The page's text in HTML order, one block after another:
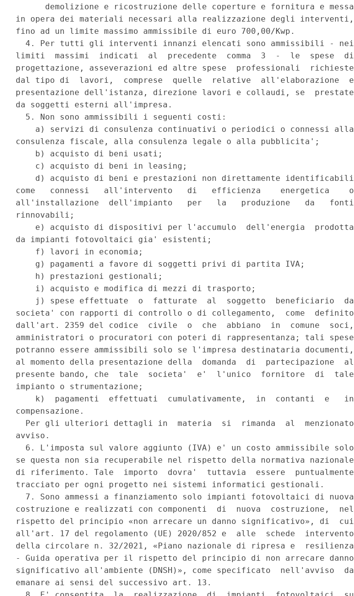
      demolizione e ricostruzione delle coperture e fornitura e messa
in opera dei materiali necessari alla realizzazione degli interventi,
fino ad un limite massimo ammissibile di euro 700,00/Kwp.
  4. Per tutti gli interventi innanzi elencati sono ammissibili - nei
limiti  massimi  indicati  al  precedente  comma  3  -  le  spese  di
progettazione, asseverazioni ed altre spese  professionali  richieste
dal tipo di  lavori,  comprese  quelle  relative  all'elaborazione  e
presentazione dell'istanza, direzione lavori e collaudi, se  prestate
da soggetti esterni all'impresa.
  5. Non sono ammissibili i seguenti costi:
    a) servizi di consulenza continuativi o periodici o connessi alla
consulenza fiscale, alla consulenza legale o alla pubblicita';
    b) acquisto di beni usati;
    c) acquisto di beni in leasing;
    d) acquisto di beni e prestazioni non direttamente identificabili
come   connessi   all'intervento   di   efficienza    energetica    o
all'installazione  dell'impianto   per   la   produzione   da   fonti
rinnovabili;
    e) acquisto di dispositivi per l'accumulo  dell'energia  prodotta
da impianti fotovoltaici gia' esistenti;
    f) lavori in economia;
    g) pagamenti a favore di soggetti privi di partita IVA;
    h) prestazioni gestionali;
    i) acquisto e modifica di mezzi di trasporto;
    j) spese effettuate  o  fatturate  al  soggetto  beneficiario  da
societa' con rapporti di controllo o di collegamento,  come  definito
dall'art. 2359 del codice  civile  o  che  abbiano  in  comune  soci,
amministratori o procuratori con poteri di rappresentanza; tali spese
potranno essere ammissibili solo se l'impresa destinataria documenti,
al momento della presentazione della  domanda  di  partecipazione  al
presente bando, che  tale  societa'  e'  l'unico  fornitore  di  tale
impianto o strumentazione;
    k)  pagamenti  effettuati  cumulativamente,  in  contanti  e   in
compensazione.
  Per gli ulteriori dettagli in  materia  si  rimanda  al  menzionato
avviso.
  6. L'imposta sul valore aggiunto (IVA) e' un costo ammissibile solo
se questa non sia recuperabile nel rispetto della normativa nazionale
di riferimento. Tale  importo  dovra'  tuttavia  essere  puntualmente
tracciato per ogni progetto nei sistemi informatici gestionali.
  7. Sono ammessi a finanziamento solo impianti fotovoltaici di nuova
costruzione e realizzati con componenti  di  nuova  costruzione,  nel
rispetto del principio «non arrecare un danno significativo», di  cui
all'art. 17 del regolamento (UE) 2020/852 e  alle  schede  intervento
della circolare n. 32/2021, «Piano nazionale di ripresa e  resilienza
- Guida operativa per il rispetto del principio di non arrecare danno
significativo all'ambiente (DNSH)», come specificato  nell'avviso  da
emanare ai sensi del successivo art. 13.